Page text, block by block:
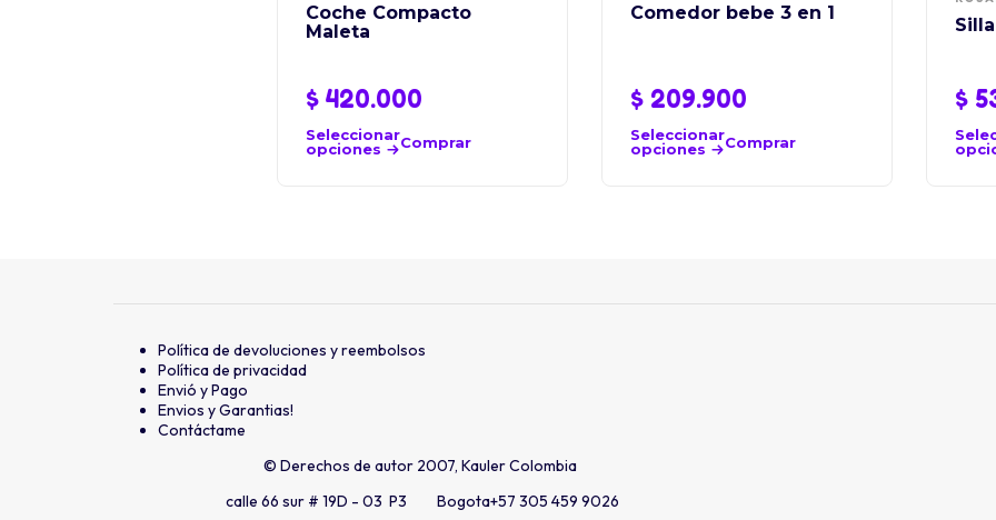
Coche Compacto
Maleta
$ 420.000
Seleccionar
opciones
Comprar
Comedor bebe 3 en 1
$ 209.900
Seleccionar
opciones
Comprar
$
Política de devoluciones y reembolsos
Política de privacidad
Envió y Pago
Envios y Garantias!
Contáctame
© Derechos de autor 2007, Kauler Colombia
calle 66 sur # 19D - 03 P3 Bogota+57 305 459 9026